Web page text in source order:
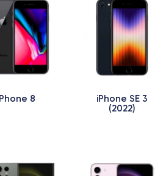
8
iPhone SE 3
(2022)